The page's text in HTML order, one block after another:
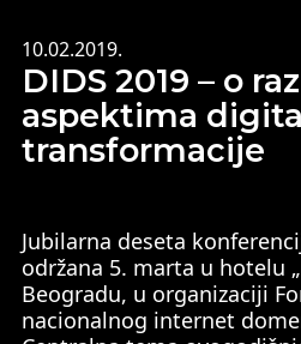
10.02.2019.
DIDS 2019 – o
aspektima
transformacije
Jubilarna deseta
održana 5. marta u hotelu
Beogradu, u organizaciji
nacionalnog internet